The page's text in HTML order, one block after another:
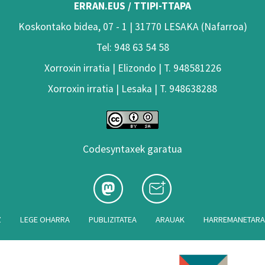
ERRAN.EUS / TTIPI-TTAPA
Koskontako bidea, 07 - 1 | 31770 LESAKA (Nafarroa)
Tel: 948 63 54 58
Xorroxin irratia | Elizondo | T. 948581226
Xorroxin irratia | Lesaka | T. 948638288
Codesyntaxek garatua
LEGE OHARRA PUBLIZITATEA ARAUAK